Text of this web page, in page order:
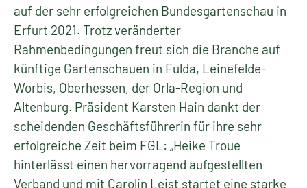
auf der sehr erfolgreichen Bundesgartenschau in
Erfurt 2021. Trotz veränderter
Rahmenbedingungen freut sich die Branche auf
künftige Gartenschauen in Fulda, Leinefelde-
Worbis, Oberhessen, der Orla-Region und
Altenburg. Präsident Karsten Hain dankt der
scheidenden Geschäftsführerin für ihre sehr
erfolgreiche Zeit beim FGL: „Heike Troue
hinterlässt einen hervorragend aufgestellten
Verband und mit Carolin Leist startet eine starke